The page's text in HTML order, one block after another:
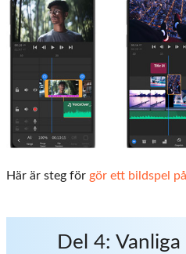
Här är steg för gör ett bildspel
Del 4: